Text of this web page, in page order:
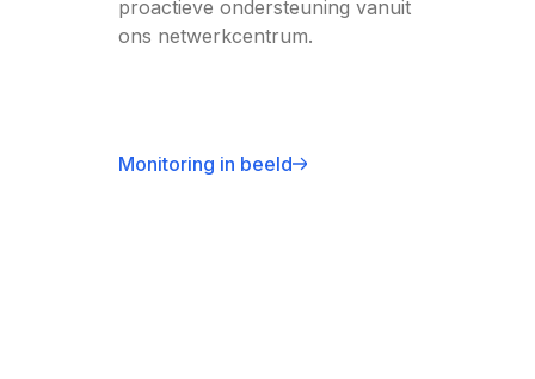
proactieve ondersteuning vanuit
ons netwerkcentrum.
Monitoring in beeld